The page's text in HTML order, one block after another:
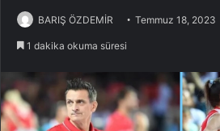
BARIŞ ÖZDEMİR Temmuz 18, 2023
1 dakika okuma süresi